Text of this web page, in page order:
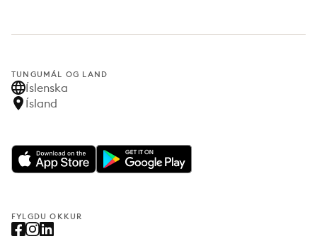
TUNGUMÁL OG LAND
Íslenska
Ísland
FYLGDU OKKUR